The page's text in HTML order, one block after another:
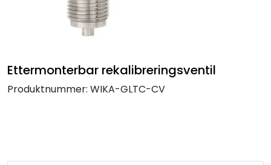
Ettermonterbar rekalibreringsventil
Produktnummer: WIKA-GLTC-CV
Navigasjon & Kommunikasjon
Tilbehør